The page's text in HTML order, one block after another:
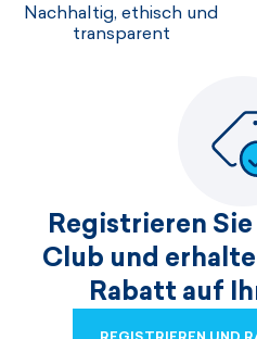
Nachhaltig, ethisch und
transparent
Registrieren
Club und
Rabatt auf